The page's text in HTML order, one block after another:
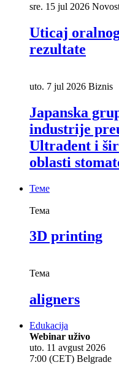
sre. 15 jul 2026
Uticaj
rezultate
uto. 7 jul 2026 Biznis
Japanska
industrije
Ultradent i
oblasti
Теме
Тема
3D printing
Тема
aligners
Edukacija
Webinar uživo
uto. 11 avgust 2026
7:00 (CET) Belgrade